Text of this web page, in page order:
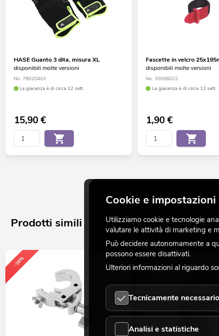
HASE Guanto 3 dita, misura XL
disponibili molte versioni
No. 78020403
La giacenza è di circa 12 sett.
15,90€
Fascette in velcro
disponibili molte versioni
No. 30006022
La giacenza è di circa 12 sett.
1,90€
Prodotti simili
-16%
Cookie e
Utilizziamo cookie e tecnologie
valutare le attività di marketing e
Può decidere autonomamente a
possono essere disattivati.
Ulteriori informazioni al riguardo
Tecnicamente necessario
Analisi e statistiche